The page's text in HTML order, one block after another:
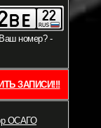
номер? -
ЗАПИСИ!!!
ОСАГО